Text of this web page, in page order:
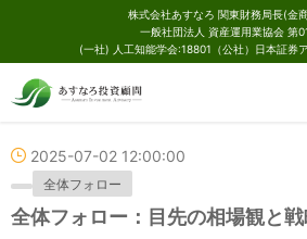
株式会社あすなろ 関東財務局長(金
一般社団法人 資産運用業協会 第
(一社) 人工知能学会:18801（公社）日本証券
2025-07-02 12:00:00
全体フォロー
全体フォロー：目先の相場観と